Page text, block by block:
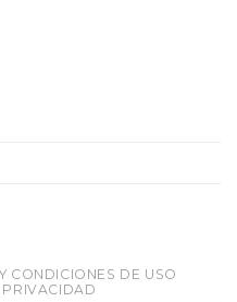
CONDICIONES DE USO